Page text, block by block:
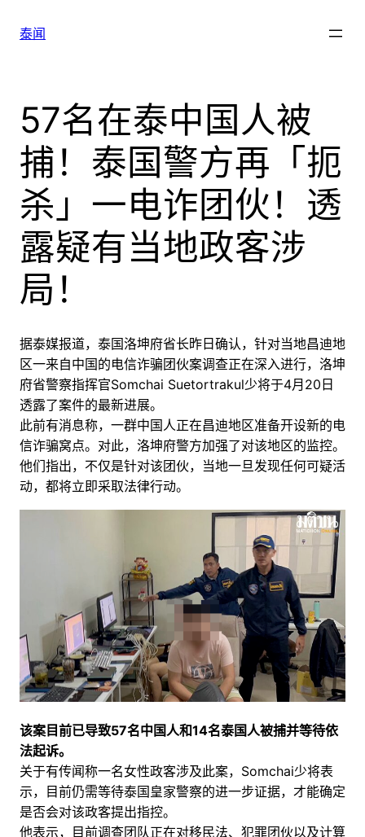
泰闻
57名在泰中国人被
捕！泰国警方再「扼
杀」一电诈团伙！透
露疑有当地政客涉
局！
据泰媒报道，泰国洛坤府省长昨日确认，针对当地昌迪地
区一来自中国的电信诈骗团伙案调查正在深入进行， 洛坤
府省警察指挥官Somchai Suetortrakul少将于4月20日
透露了案件的最新进展。
此前有消息称， 一群中国人正在昌迪地区准备开设新的电
信诈骗窝点。 对此，洛坤府警方加强了对该地区的监控。
他们指出，不仅是针对该团伙，当地一旦发现任何可疑活
动，都将立即采取法律行动。
该案目前已导致57名中国人和14名泰国人被捕并等待依
法起诉。
关于有传闻称一名女性政客涉及此案，Somchai少将表
示，目前仍需等待泰国皇家警察的进一步证据，才能确定
是否会对该政客提出指控。
他表示， 目前调查团队正在对移民法、犯罪团伙以及计算